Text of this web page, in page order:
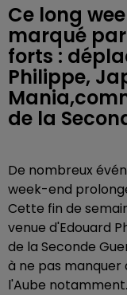
Ce long
marqué
forts :
Philippe,
de la
De nombreux
week-end
Cette fin de
venue d'Edouard
de la Seconde
à ne pas manquer
l'Aube notamment.